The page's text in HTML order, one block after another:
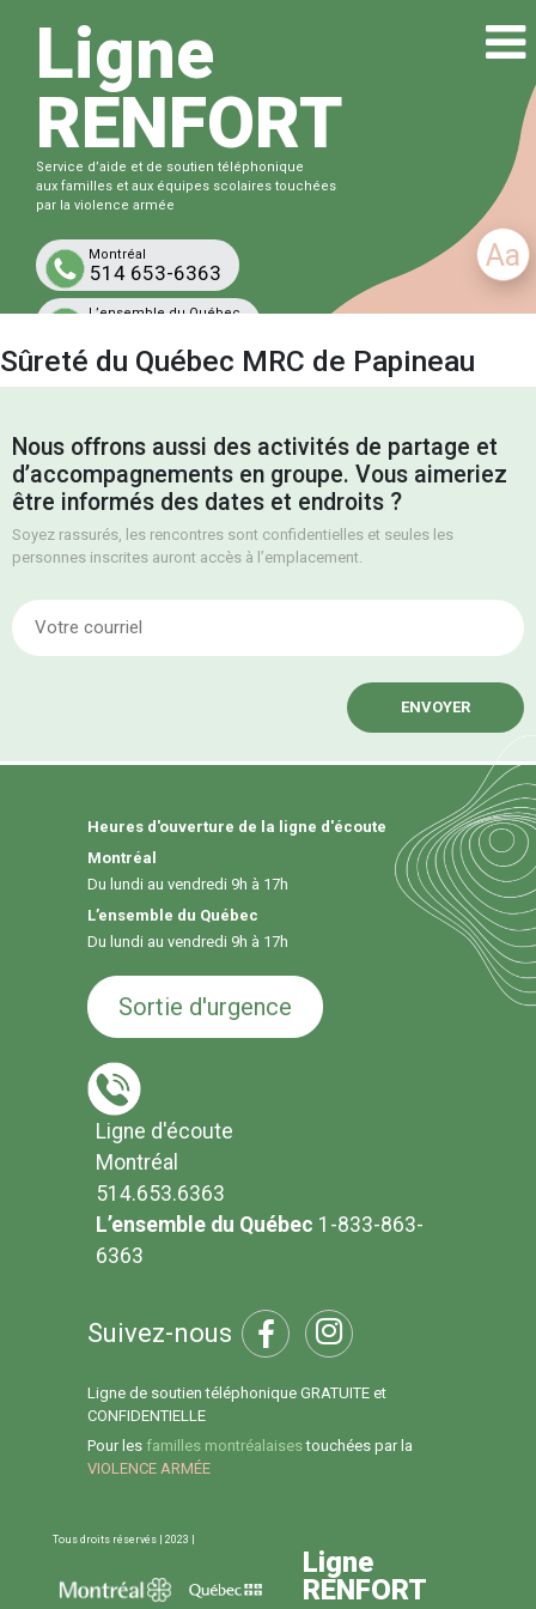
Aa
Ligne
RENFORT
Service d’aide et de soutien téléphonique
aux familles et aux équipes scolaires touchées
par la violence armée
Montréal
514 653-6363
L’ensemble du Québec
Gratuit et confidentiel
Ligne d'écoute 514.653.6363
Sûreté du Québec MRC de Papineau
Nous offrons aussi des activités de partage et
d’accompagnements en groupe. Vous aimeriez
être informés des dates et endroits ?
Soyez rassurés, les rencontres sont confidentielles et seules les
personnes inscrites auront accès à l’emplacement.
Heures d'ouverture de la ligne d'écoute
Montréal
Du lundi au vendredi 9h à 17h
L’ensemble du Québec
Du lundi au vendredi 9h à 17h
Sortie d'urgence
Ligne d'écoute
Montréal
514.653.6363
L’ensemble du Québec 1-833-863-
6363
Suivez-nous
Ligne de soutien téléphonique GRATUITE et
CONFIDENTIELLE
Pour les familles montréalaisestouchées par la
VIOLENCE ARMÉE
Tous droits réservés | 2023 |
Ligne
RENFORT